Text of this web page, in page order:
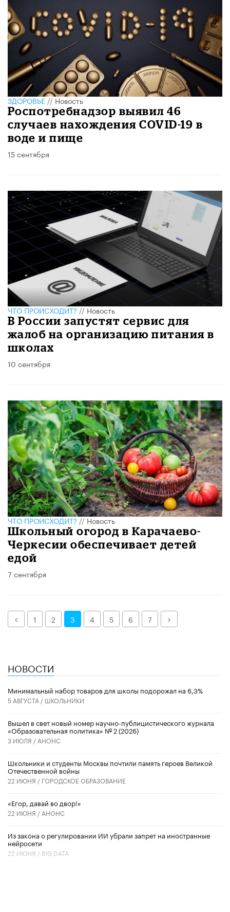
ЗДОРОВЬЕ//Новость
Роспотребнадзор выявил 46
случаев нахождения COVID-19 в
воде и пище
15 сентября
ЧТО ПРОИСХОДИТ?//Новость
В России запустят сервис для
жалоб на организацию питания в
школах
10 сентября
ЧТО ПРОИСХОДИТ?//Новость
​​Школьный огород в Карачаево-
Черкесии обеспечивает детей
едой
7 сентября
Назад1 2 3 4 5 6 7 Далее
НОВОСТИ
Минимальный набор товаров для школы подорожал на 6,3%
5 АВГУСТА / ШКОЛЬНИКИ
Вышел в свет новый номер научно-публицистического журнала
«Образовательная политика» № 2 (2026)
3 ИЮЛЯ / АНОНС
Школьники и студенты Москвы почтили память героев Великой
Отечественной войны
22 ИЮНЯ / ГОРОДСКОЕ ОБРАЗОВАНИЕ
«Егор, давай во двор!»
22 ИЮНЯ / АНОНС
Из закона о регулировании ИИ убрали запрет на иностранные
нейросети
22 ИЮНЯ / BIG DATA